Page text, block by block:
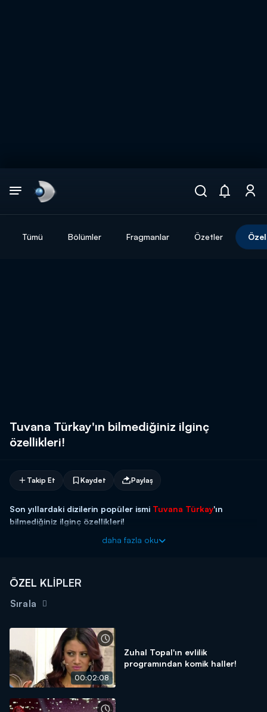
Tümü Bölümler Fragmanlar Özetler
Tuvana Türkay'ın bilmediğiniz ilginç
özellikleri!
Takip Et Kaydet Paylaş
Son yıllardaki dizilerin popüler ismi Tuvana Türkay'ın
bilmediğiniz ilginç özellikleri!
daha fazla oku
ÖZEL KLİPLER
Sırala
00:02:08
Zuhal Topal'ın evlilik
programından komik haller!